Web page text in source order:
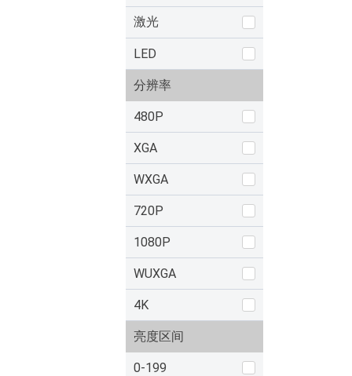
激光
LED
分辨率
480P
XGA
WXGA
720P
1080P
WUXGA
4K
亮度区间
0-199